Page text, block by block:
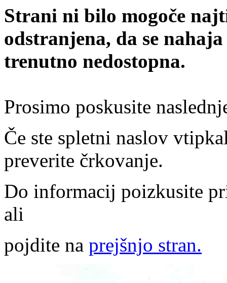
Strani ni bilo mogoče
odstranjena, da se
trenutno nedostopna.
Prosimo poskusite
Če ste spletni naslov
preverite črkovanje.
Do informacij poizkusite
ali
pojdite na prejšnjo stran.